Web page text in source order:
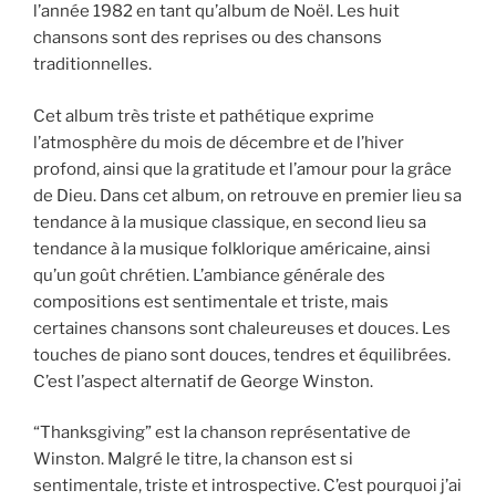
l’année 1982 en tant qu’album de Noël. Les huit
chansons sont des reprises ou des chansons
traditionnelles.
Cet album très triste et pathétique exprime
l’atmosphère du mois de décembre et de l’hiver
profond, ainsi que la gratitude et l’amour pour la grâce
de Dieu. Dans cet album, on retrouve en premier lieu sa
tendance à la musique classique, en second lieu sa
tendance à la musique folklorique américaine, ainsi
qu’un goût chrétien. L’ambiance générale des
compositions est sentimentale et triste, mais
certaines chansons sont chaleureuses et douces. Les
touches de piano sont douces, tendres et équilibrées.
C’est l’aspect alternatif de George Winston.
“Thanksgiving” est la chanson représentative de
Winston. Malgré le titre, la chanson est si
sentimentale, triste et introspective. C’est pourquoi j’ai